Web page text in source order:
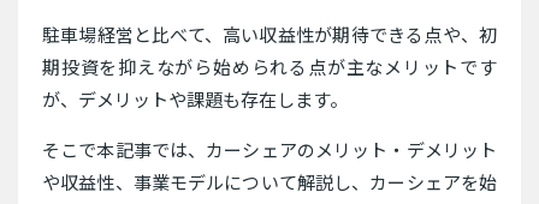
駐車場経営と比べて、高い収益性が期待できる点や、初
期投資を抑えながら始められる点が主なメリットです
が、デメリットや課題も存在します。
そこで本記事では、カーシェアのメリット・デメリット
や収益性、事業モデルについて解説し、カーシェアを始